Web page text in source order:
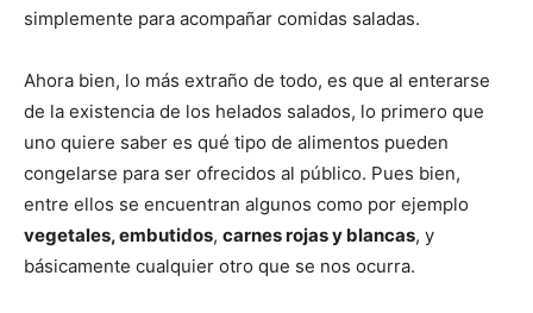
simplemente para acompañar comidas saladas.
Ahora bien, lo más extraño de todo, es que al enterarse
de la existencia de los helados salados, lo primero que
uno quiere saber es qué tipo de alimentos pueden
congelarse para ser ofrecidos al público. Pues bien,
entre ellos se encuentran algunos como por ejemplo
vegetales, embutidos, carnes rojas y blancas, y
básicamente cualquier otro que se nos ocurra.